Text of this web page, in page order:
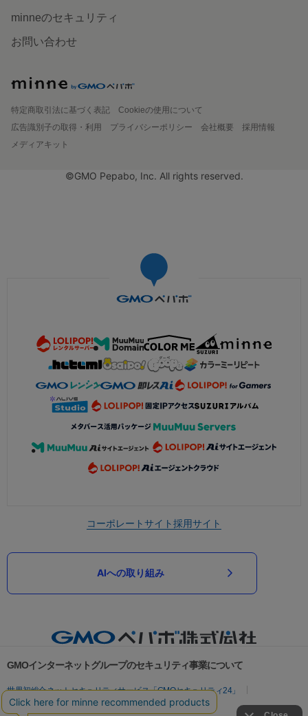
minneのセキュリティ
お問い合わせ
特定商取引法に基づく表記
Cookieの使用について
広告識別子の取得・利用
プライバシーポリシー 会社概要
採用情報
メディアキット
©GMO Pepabo, Inc. All rights reserved.
コーポレートサイト採用サイト
AIへの取り組み
GMOインターネットグループのセキュリティ事業について
世界初総合ネットセキュリティサービス「GMOセキュリティ24」
パスワード漏洩診断
Webサイトリスク診断